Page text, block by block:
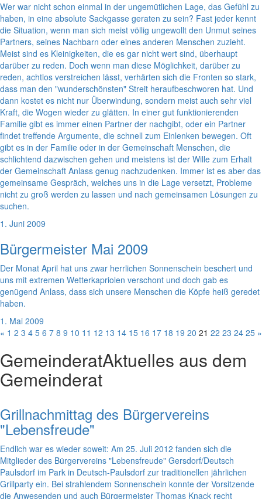
Wer war nicht schon einmal in der ungemütlichen Lage, das Gefühl zu
haben, in eine absolute Sackgasse geraten zu sein? Fast jeder kennt
die Situation, wenn man sich meist völlig ungewollt den Unmut seines
Partners, seines Nachbarn oder eines anderen Menschen zuzieht.
Meist sind es Kleinigkeiten, die es gar nicht wert sind, überhaupt
darüber zu reden. Doch wenn man diese Möglichkeit, darüber zu
reden, achtlos verstreichen lässt, verhärten sich die Fronten so stark,
dass man den "wunderschönsten" Streit heraufbeschworen hat. Und
dann kostet es nicht nur Überwindung, sondern meist auch sehr viel
Kraft, die Wogen wieder zu glätten. In einer gut funktionierenden
Familie gibt es immer einen Partner der nachgibt, oder ein Partner
findet treffende Argumente, die schnell zum Einlenken bewegen. Oft
gibt es in der Familie oder in der Gemeinschaft Menschen, die
schlichtend dazwischen gehen und meistens ist der Wille zum Erhalt
der Gemeinschaft Anlass genug nachzudenken. Immer ist es aber das
gemeinsame Gespräch, welches uns in die Lage versetzt, Probleme
nicht zu groß werden zu lassen und nach gemeinsamen Lösungen zu
suchen.
1. Juni 2009
Bürgermeister Mai 2009
Der Monat April hat uns zwar herrlichen Sonnenschein beschert und
uns mit extremen Wetterkapriolen verschont und doch gab es
genügend Anlass, dass sich unsere Menschen die Köpfe heiß geredet
haben.
1. Mai 2009
« 1 2 3 4 5 6 7 8 9 10 11 12 13 14 15 16 17 18 19 20 21 22 23 24 25 »
GemeinderatAktuelles aus dem
Gemeinderat
Grillnachmittag des Bürgervereins
"Lebensfreude"
Endlich war es wieder soweit: Am 25. Juli 2012 fanden sich die
Mitglieder des Bürgervereins "Lebensfreude" Gersdorf/Deutsch
Paulsdorf im Park in Deutsch-Paulsdorf zur traditionellen jährlichen
Grillparty ein. Bei strahlendem Sonnenschein konnte der Vorsitzende
die Anwesenden und auch Bürgermeister Thomas Knack recht